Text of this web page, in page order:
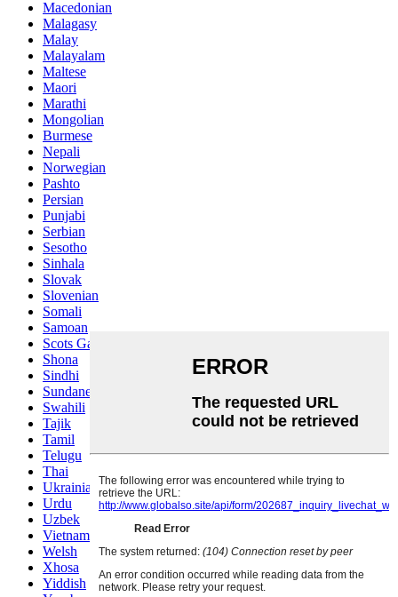
Macedonian
Malagasy
Malay
Malayalam
Maltese
Maori
Marathi
Mongolian
Burmese
Nepali
Norwegian
Pashto
Persian
Punjabi
Serbian
Sesotho
Sinhala
Slovak
Slovenian
Somali
Samoan
Scots Gaelic
Shona
Sindhi
Sundanese
Swahili
Tajik
Tamil
Telugu
Thai
Ukrainian
Urdu
Uzbek
Vietnamese
Welsh
Xhosa
Yiddish